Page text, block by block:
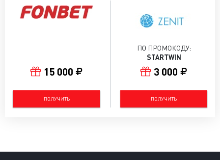
15 000
ПОЛУЧИТЬ
ПО ПРОМОКОДУ:
STARTWIN
3 000
ПОЛУЧИТЬ